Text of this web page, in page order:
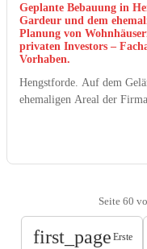
Geplante Bebauung in
Gardeur und dem
Planung von
privaten Investors –
Vorhaben.
Hengstforde. Auf dem
ehemaligen Areal der
Seite 60
first_page Erste